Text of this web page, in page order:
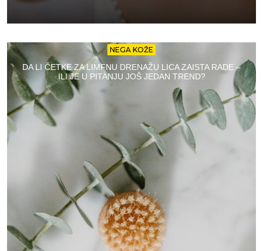
NEGA KOŽE
DA LI ČETKE ZA LIMFNU DRENAŽU LICA ZAISTA RADE –
ILI JE U PITANJU JOŠ JEDAN TREND?